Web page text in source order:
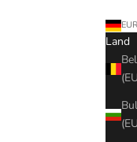
Land